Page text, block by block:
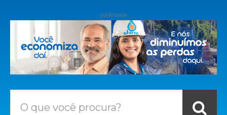
publicidade
O que você procura?